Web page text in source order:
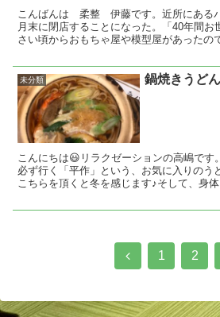
こんばんは 柔整 伊藤です。近所にある
月末に閉店することになった。「40年間お
さい頃からおもちゃ屋や模型屋があったの
す。悲しいですね。このあと何が建つの
未分類 鍋焼きうど
こんにちは😃リラクゼーションの高嶋です
必ず行く「平作」という、お気に入りのう
こちらを頂くと冬を感じます♪そして、身
味しいのであと、2回位は又食べに行こう
前
1 2